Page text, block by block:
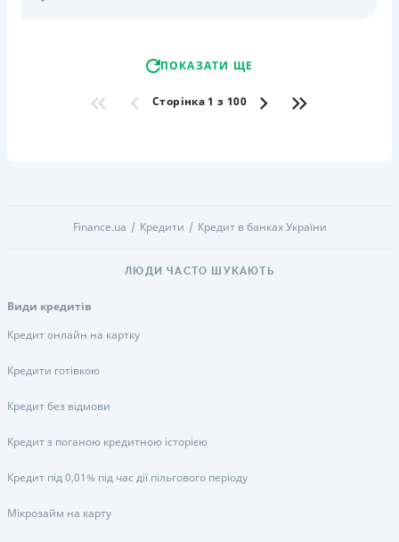
ПОКАЗАТИ ЩЕ
Сторінка 1 з 100
Finance.ua Кредити Кредит в банках України
ЛЮДИ ЧАСТО ШУКАЮТЬ
Види кредитів
Кредит онлайн на картку
Кредити готівкою
Кредит без відмови
Кредит з поганою кредитною історією
Кредит під 0,01% під час дії пільгового періоду
Мікрозайм на карту